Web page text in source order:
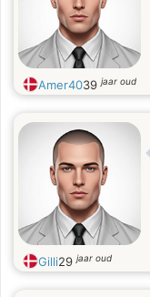
Amer4039jaar oud
Gilli29jaar oud